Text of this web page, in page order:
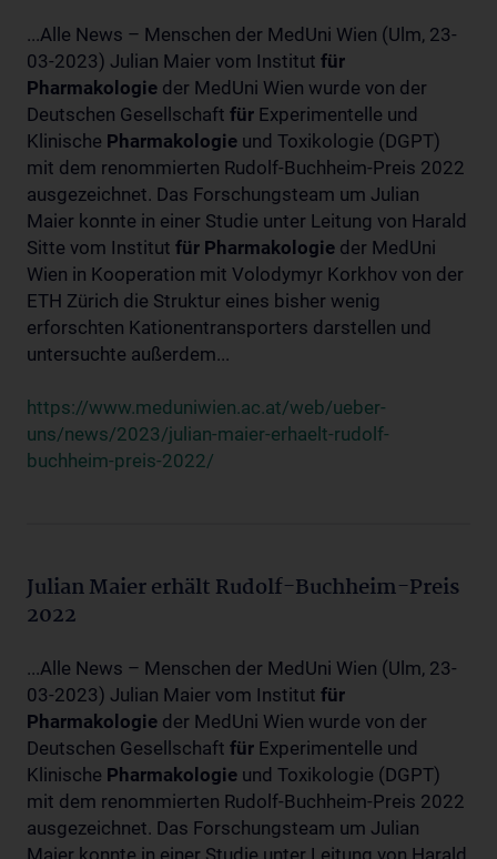
...Alle News – Menschen der MedUni Wien (Ulm, 23-
03-2023) Julian Maier vom Institut für
Pharmakologie der MedUni Wien wurde von der
Deutschen Gesellschaft für Experimentelle und
Klinische Pharmakologie und Toxikologie (DGPT)
mit dem renommierten Rudolf-Buchheim-Preis 2022
ausgezeichnet. Das Forschungsteam um Julian
Maier konnte in einer Studie unter Leitung von Harald
Sitte vom Institut für Pharmakologie der MedUni
Wien in Kooperation mit Volodymyr Korkhov von der
ETH Zürich die Struktur eines bisher wenig
erforschten Kationentransporters darstellen und
untersuchte außerdem...
https://www.meduniwien.ac.at/web/ueber-
uns/news/2023/julian-maier-erhaelt-rudolf-
buchheim-preis-2022/
Julian Maier erhält Rudolf-Buchheim-Preis
2022
...Alle News – Menschen der MedUni Wien (Ulm, 23-
03-2023) Julian Maier vom Institut für
Pharmakologie der MedUni Wien wurde von der
Deutschen Gesellschaft für Experimentelle und
Klinische Pharmakologie und Toxikologie (DGPT)
mit dem renommierten Rudolf-Buchheim-Preis 2022
ausgezeichnet. Das Forschungsteam um Julian
Maier konnte in einer Studie unter Leitung von Harald